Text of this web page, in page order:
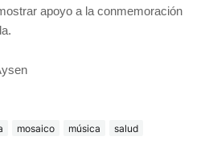
apoyo a la conmemoración
mosaico música salud